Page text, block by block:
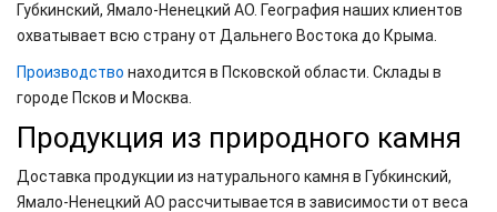
Губкинский, Ямало-Ненецкий АО. География наших клиентов
охватывает всю страну от Дальнего Востока до Крыма.
Производство находится в Псковской области. Склады в
городе Псков и Москва.
Продукция из природного камня
Доставка продукции из натурального камня в Губкинский,
Ямало-Ненецкий АО рассчитывается в зависимости от веса